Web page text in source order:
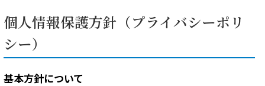
個人情報保護方針（プライバシーポリ
シー）
基本方針について